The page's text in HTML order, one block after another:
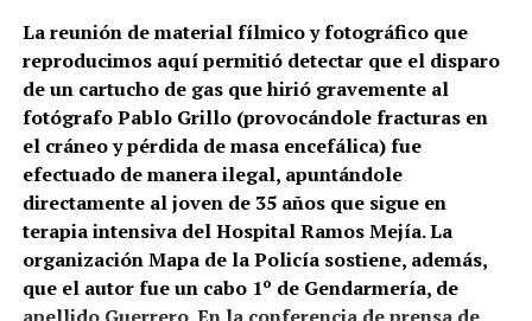
La reunión de material fílmico y fotográfico que
reproducimos aquí permitió detectar que el disparo
de un cartucho de gas que hirió gravemente al
fotógrafo Pablo Grillo (provocándole fracturas en
el cráneo y pérdida de masa encefálica) fue
efectuado de manera ilegal, apuntándole
directamente al joven de 35 años que sigue en
terapia intensiva del Hospital Ramos Mejía. La
organización Mapa de la Policía sostiene, además,
que el autor fue un cabo 1º de Gendarmería, de